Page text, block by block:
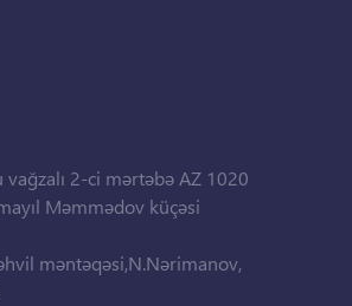
2-ci mərtəbə AZ 1020
Məmmədov küçəsi
məntəqəsi,N.Nərimanov,